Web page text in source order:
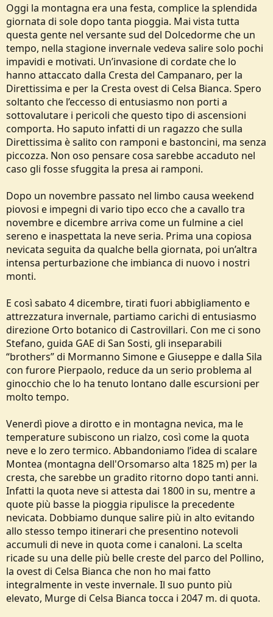
Oggi la montagna era una festa, complice la splendida
giornata di sole dopo tanta pioggia. Mai vista tutta
questa gente nel versante sud del Dolcedorme che un
tempo, nella stagione invernale vedeva salire solo pochi
impavidi e motivati. Un’invasione di cordate che lo
hanno attaccato dalla Cresta del Campanaro, per la
Direttissima e per la Cresta ovest di Celsa Bianca. Spero
soltanto che l’eccesso di entusiasmo non porti a
sottovalutare i pericoli che questo tipo di ascensioni
comporta. Ho saputo infatti di un ragazzo che sulla
Direttissima è salito con ramponi e bastoncini, ma senza
piccozza. Non oso pensare cosa sarebbe accaduto nel
caso gli fosse sfuggita la presa ai ramponi.
Dopo un novembre passato nel limbo causa weekend
piovosi e impegni di vario tipo ecco che a cavallo tra
novembre e dicembre arriva come un fulmine a ciel
sereno e inaspettata la neve seria. Prima una copiosa
nevicata seguita da qualche bella giornata, poi un’altra
intensa perturbazione che imbianca di nuovo i nostri
monti.
E così sabato 4 dicembre, tirati fuori abbigliamento e
attrezzatura invernale, partiamo carichi di entusiasmo
direzione Orto botanico di Castrovillari. Con me ci sono
Stefano, guida GAE di San Sosti, gli inseparabili
“brothers” di Mormanno Simone e Giuseppe e dalla Sila
con furore Pierpaolo, reduce da un serio problema al
ginocchio che lo ha tenuto lontano dalle escursioni per
molto tempo.
Venerdì piove a dirotto e in montagna nevica, ma le
temperature subiscono un rialzo, così come la quota
neve e lo zero termico. Abbandoniamo l’idea di scalare
Montea (montagna dell'Orsomarso alta 1825 m) per la
cresta, che sarebbe un gradito ritorno dopo tanti anni.
Infatti la quota neve si attesta dai 1800 in su, mentre a
quote più basse la pioggia ripulisce la precedente
nevicata. Dobbiamo dunque salire più in alto evitando
allo stesso tempo itinerari che presentino notevoli
accumuli di neve in quota come i canaloni. La scelta
ricade su una delle più belle creste del parco del Pollino,
la ovest di Celsa Bianca che non ho mai fatto
integralmente in veste invernale. Il suo punto più
elevato, Murge di Celsa Bianca tocca i 2047 m. di quota.